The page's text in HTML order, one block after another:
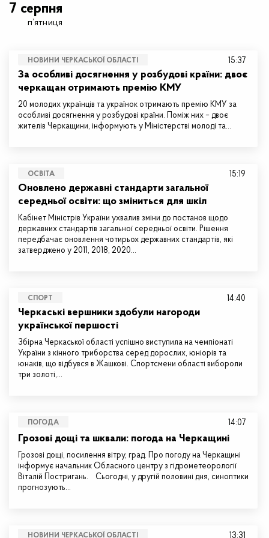
7 серпня
п’ятниця
НОВИНИ ЧЕРКАСЬКОЇ ОБЛАСТІ
За особливі досягнення у розбудові країни: двоє
черкащан отримають премію КМУ
20 молодих українців та українок отримають премію КМУ за
особливі досягнення у розбудові країни. Поміж них – двоє
жителів Черкащини, інформують у Міністерстві молоді та…
15:37
ОСВІТА
Оновлено державні стандарти загальної
середньої освіти: що зміниться для шкіл
Кабінет Міністрів України ухвалив зміни до постанов щодо
державних стандартів загальної середньої освіти. Рішення
передбачає оновлення чотирьох державних стандартів, які
затверджено у 2011, 2018, 2020…
15:19
СПОРТ
Черкаські вершники здобули нагороди
української першості
Збірна Черкаської області успішно виступила на чемпіонаті
України з кінного триборства серед дорослих, юніорів та
юнаків, що відбувся в Жашкові. Спортсмени області вибороли
три золоті,…
14:40
ПОГОДА
Грозові дощі та шквали: погода на Черкащині
Грозові дощі, посилення вітру, град. Про погоду на Черкащині
інформує начальник Обласного центру з гідрометеорології
Віталій Постригань. Сьогодні, у другій половині дня, синоптики
прогнозують…
14:07
НОВИНИ ЧЕРКАСЬКОЇ ОБЛАСТІ 13:31